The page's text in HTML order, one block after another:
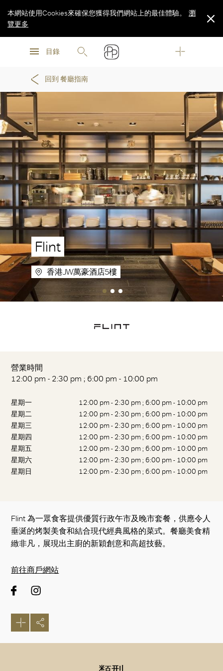
瀏
目錄
本網站使用Cookies來確保您獲得我們網站上的最佳體驗。
瀏
覽更多
回到 餐廳指南
Flint
香港JW萬豪酒店5樓
營業時間
12:00 pm - 2:30 pm ; 6:00 pm - 10:00 pm
星期一
12:00 pm - 2:30 pm ; 6:00 pm - 10:00 pm
星期二
12:00 pm - 2:30 pm ; 6:00 pm - 10:00 pm
星期三
12:00 pm - 2:30 pm ; 6:00 pm - 10:00 pm
星期四
12:00 pm - 2:30 pm ; 6:00 pm - 10:00 pm
星期五
12:00 pm - 2:30 pm ; 6:00 pm - 10:00 pm
星期六
12:00 pm - 2:30 pm ; 6:00 pm - 10:00 pm
星期日
12:00 pm - 2:30 pm ; 6:00 pm - 10:00 pm
Flint 為一眾食客提供優質行政午市及晚市套餐，供應令人
垂涎的烤製美食和結合現代經典風格的菜式。餐廳美食精
緻非凡，展現出主廚的新穎創意和高超技藝。
前往商戶網站